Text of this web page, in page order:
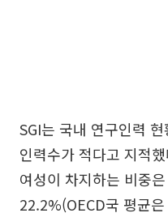
SGI는 국내 연구인력
인력수가 적다고 지적
여성이 차지하는 비중
22.2%(OECD국 평균